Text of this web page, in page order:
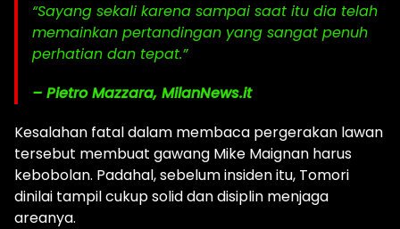
“Sayang sekali karena sampai saat itu dia telah
memainkan pertandingan yang sangat penuh
perhatian dan tepat.”
– Pietro Mazzara, MilanNews.it
Kesalahan fatal dalam membaca pergerakan lawan
tersebut membuat gawang Mike Maignan harus
kebobolan. Padahal, sebelum insiden itu, Tomori
dinilai tampil cukup solid dan disiplin menjaga
areanya.